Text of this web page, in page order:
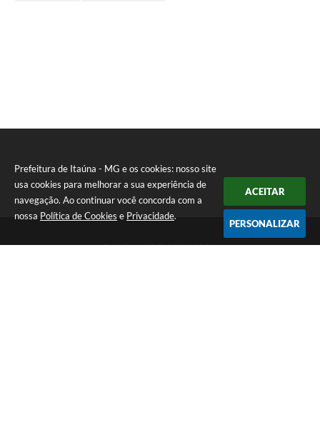
Prefeitura de Itaúna - MG e os cookies: nosso site
usa cookies para melhorar a sua experiência de
navegação. Ao continuar você concorda com a
nossa Política de Cookies e Privacidade.
ACEITAR
PERSONALIZAR
Telefone: (37) 3249-9500